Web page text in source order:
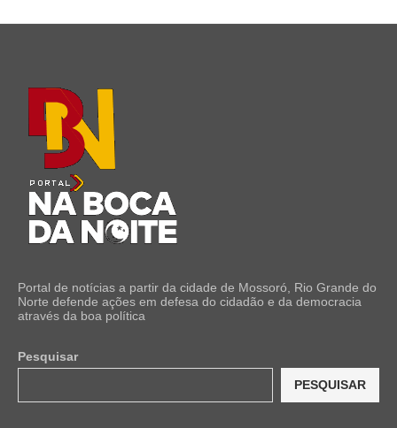
Portal de notícias a partir da cidade de Mossoró, Rio Grande do
Norte defende ações em defesa do cidadão e da democracia
através da boa política
Pesquisar
PESQUISAR